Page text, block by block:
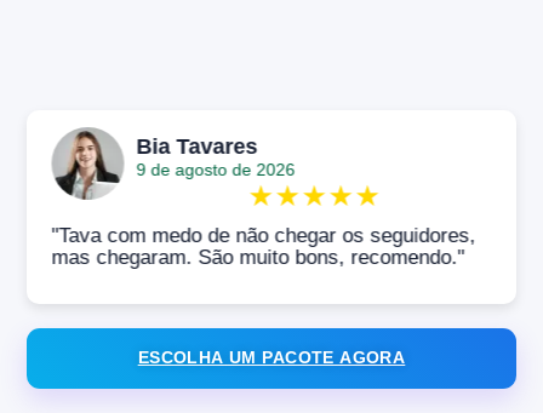
Bia Tavares
9 de agosto de 2026
★★★★★
"Tava com medo de não chegar os seguidores,
mas chegaram. São muito bons, recomendo."
ESCOLHA UM PACOTE AGORA